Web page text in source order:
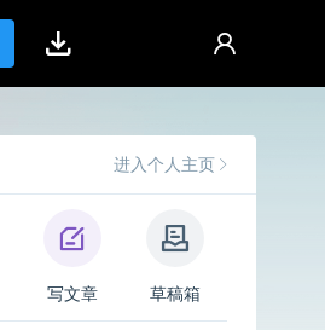
进入个人主页
写文章 草稿箱